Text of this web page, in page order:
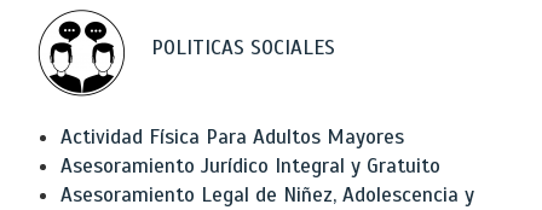
POLITICAS SOCIALES
Actividad Física Para Adultos Mayores
Asesoramiento Jurídico Integral y Gratuito
Asesoramiento Legal de Niñez, Adolescencia y